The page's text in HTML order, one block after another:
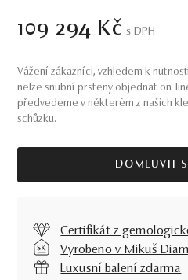
109 294 Kč S DPH
Vážení zákazníci, vzhledem k
nelze snubní prsteny objednat on-
předvedeme v některém z našich
schůzku.
DOMLUVIT
Certifikát z
Vyrobeno v Mikuš
Luxusní balení zdarma